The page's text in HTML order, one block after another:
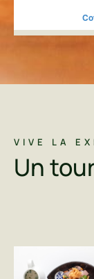
VIVE LA
Un